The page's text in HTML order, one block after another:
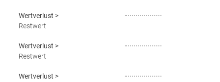
Wertverlust >
Restwert
Wertverlust >
Restwert
Wertverlust >